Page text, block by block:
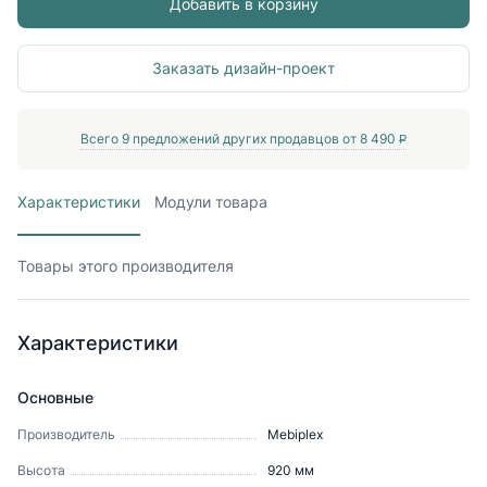
Добавить в корзину
Заказать дизайн-проект
Всего 9 предложений других продавцов от 8 490 P
Характеристики Модули товара
Товары этого производителя
Характеристики
Основные
Производитель Mebiрlex
Высота 920 мм